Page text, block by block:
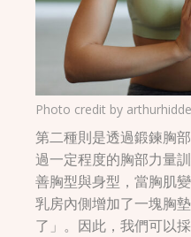
Photo credit by
第二種則是透過鍛鍊胸
過一定程度的胸部力量
善胸型與身型，當胸肌
乳房內側增加了一塊胸
了」。因此，我們可以